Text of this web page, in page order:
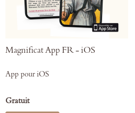
Magnificat App FR - iOS
App pour iOS
Gratuit